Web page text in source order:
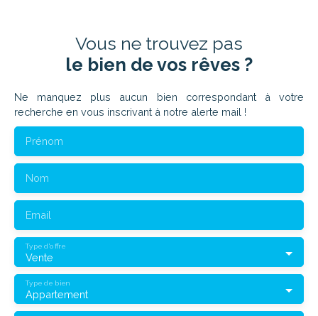
Vous ne trouvez pas
le bien de vos rêves ?
Ne manquez plus aucun bien correspondant à votre
recherche en vous inscrivant à notre alerte mail !
Prénom
Nom
Email
Vente
Type d'offre
Appartement
Type de bien